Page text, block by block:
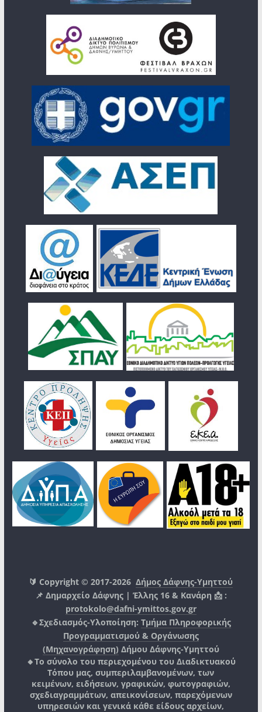
🔰 Copyright © 2017-2026Δήμος Δάφνης-Υμηττού
📌 Δημαρχείο Δάφνης | Έλλης 16 & Κανάρη 📩 :
protokolo@dafni-ymittos.gov.gr
🔹Σχεδιασμός-Υλοποίηση: Τμήμα Πληροφορικής
Προγραμματισμού & Οργάνωσης
(Μηχανογράφηση) Δήμου Δάφνης-Υμηττού
🔸Το σύνολο του περιεχομένου του Διαδικτυακού
Τόπου μας, συμπεριλαμβανομένων, των
κειμένων, ειδήσεων, γραφικών, φωτογραφιών,
σχεδιαγραμμάτων, απεικονίσεων, παρεχόμενων
υπηρεσιών και γενικά κάθε είδους αρχείων,